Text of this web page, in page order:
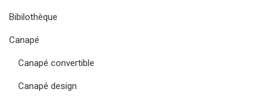
Bibilothèque
Canapé
Canapé convertible
Canapé design